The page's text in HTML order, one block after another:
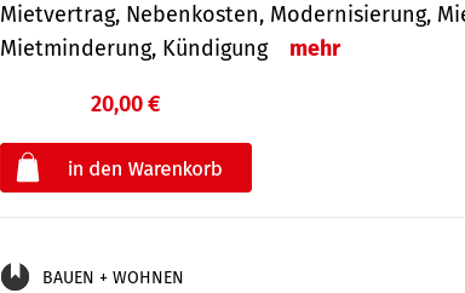
Mietvertrag, Nebenkosten, Modernisierung,
Mietminderung, Kündigung
mehr
20,00 €
BAUEN + WOHNEN